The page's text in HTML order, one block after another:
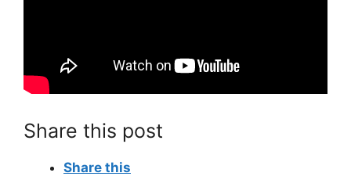
Share this post
Share this